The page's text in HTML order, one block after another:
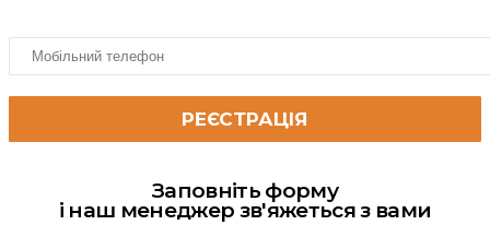
Заповніть форму
і наш менеджер зв'яжеться з вами